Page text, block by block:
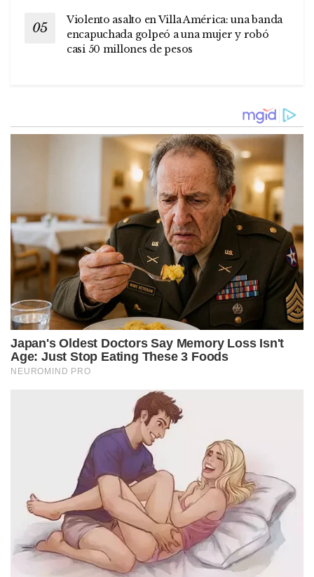
Violento asalto en Villa América: una banda
encapuchada golpeó a una mujer y robó
casi 50 millones de pesos